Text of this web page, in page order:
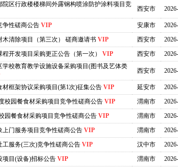
区行政楼楼梯间外露钢构喷涂防护涂料项目竞
西安市
争性磋商公告 VIP 安康市
清除项目（第三次） 磋商邀请书 VIP 西安市
开发项目采购更正公告（第一次）
VIP 西安市
学校教育教学设施设备采购项目(图书及艺体类
西安市
框架协议采购项目(第1次)征集公告 VIP 延安市
校园餐食材采购项目竞争性磋商公告 VIP 渭南市
园餐食材采购项目竞争性磋商公告 VIP 渭南市
门服务项目竞争性磋商公告 VIP 渭南市
服务(三次)竞争性磋商公告 VIP 汉中市
项目(设备)招标公告 VIP 渭南市